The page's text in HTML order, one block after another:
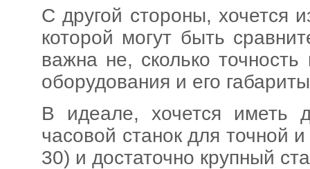
С другой стороны, хочется
которой могут быть
важна не, сколько
оборудования и его
В идеале, хочется иметь
часовой станок для точной
30) и достаточно крупный